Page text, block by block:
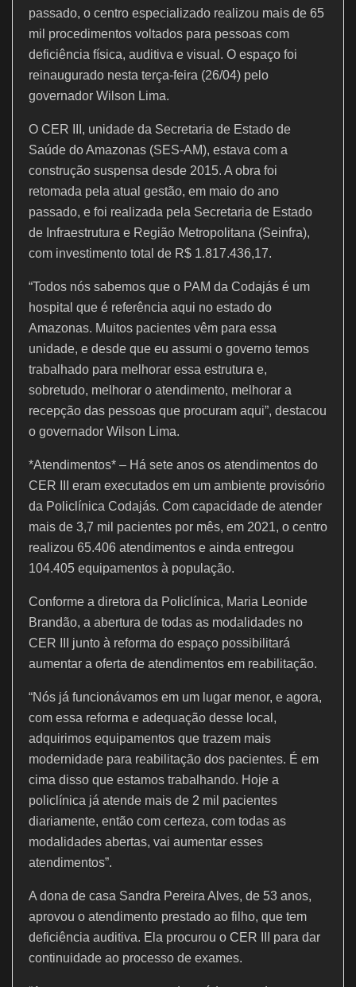
passado, o centro especializado realizou mais de 65
mil procedimentos voltados para pessoas com
deficiência física, auditiva e visual. O espaço foi
reinaugurado nesta terça-feira (26/04) pelo
governador Wilson Lima.
O CER III, unidade da Secretaria de Estado de
Saúde do Amazonas (SES-AM), estava com a
construção suspensa desde 2015. A obra foi
retomada pela atual gestão, em maio do ano
passado, e foi realizada pela Secretaria de Estado
de Infraestrutura e Região Metropolitana (Seinfra),
com investimento total de R$ 1.817.436,17.
“Todos nós sabemos que o PAM da Codajás é um
hospital que é referência aqui no estado do
Amazonas. Muitos pacientes vêm para essa
unidade, e desde que eu assumi o governo temos
trabalhado para melhorar essa estrutura e,
sobretudo, melhorar o atendimento, melhorar a
recepção das pessoas que procuram aqui”, destacou
o governador Wilson Lima.
*Atendimentos* – Há sete anos os atendimentos do
CER III eram executados em um ambiente provisório
da Policlínica Codajás. Com capacidade de atender
mais de 3,7 mil pacientes por mês, em 2021, o centro
realizou 65.406 atendimentos e ainda entregou
104.405 equipamentos à população.
Conforme a diretora da Policlínica, Maria Leonide
Brandão, a abertura de todas as modalidades no
CER III junto à reforma do espaço possibilitará
aumentar a oferta de atendimentos em reabilitação.
“Nós já funcionávamos em um lugar menor, e agora,
com essa reforma e adequação desse local,
adquirimos equipamentos que trazem mais
modernidade para reabilitação dos pacientes. É em
cima disso que estamos trabalhando. Hoje a
policlínica já atende mais de 2 mil pacientes
diariamente, então com certeza, com todas as
modalidades abertas, vai aumentar esses
atendimentos”.
A dona de casa Sandra Pereira Alves, de 53 anos,
aprovou o atendimento prestado ao filho, que tem
deficiência auditiva. Ela procurou o CER III para dar
continuidade ao processo de exames.